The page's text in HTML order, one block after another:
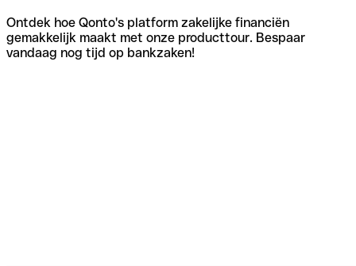
Ontdek hoe Qonto's platform zakelijke financiën
gemakkelijk maakt met onze producttour. Bespaar
vandaag nog tijd op bankzaken!